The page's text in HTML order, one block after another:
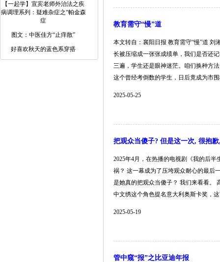
【一起学】宣宾老师外治法之疾
病调理系列：疑难杂症之“帕金森
症
图文：中医佳方“止痒散”
好喜欢秋天的蓝色系穿搭
教育需守“慢”道
本文转自：襄阳日报 教育需守“慢”道 刘
长被压缩成一张张成绩单，我们是否还
三遍，学生还是眼神迷茫。咱们换种方
这个曾经考倒数的学生，日后竟成为市
2025-05-25
把观众当傻子? 但是这一次, 很抱
2025年4月，在热播的电视剧《我的后
祸？ 这一幕成为了压垮观众耐心的最后
是她真的把观众当傻子？ 我们来看看。
中文绣这个角色提名意大利奥斯卡奖，
2025-05-19
管中窥“报”之比亚迪年报